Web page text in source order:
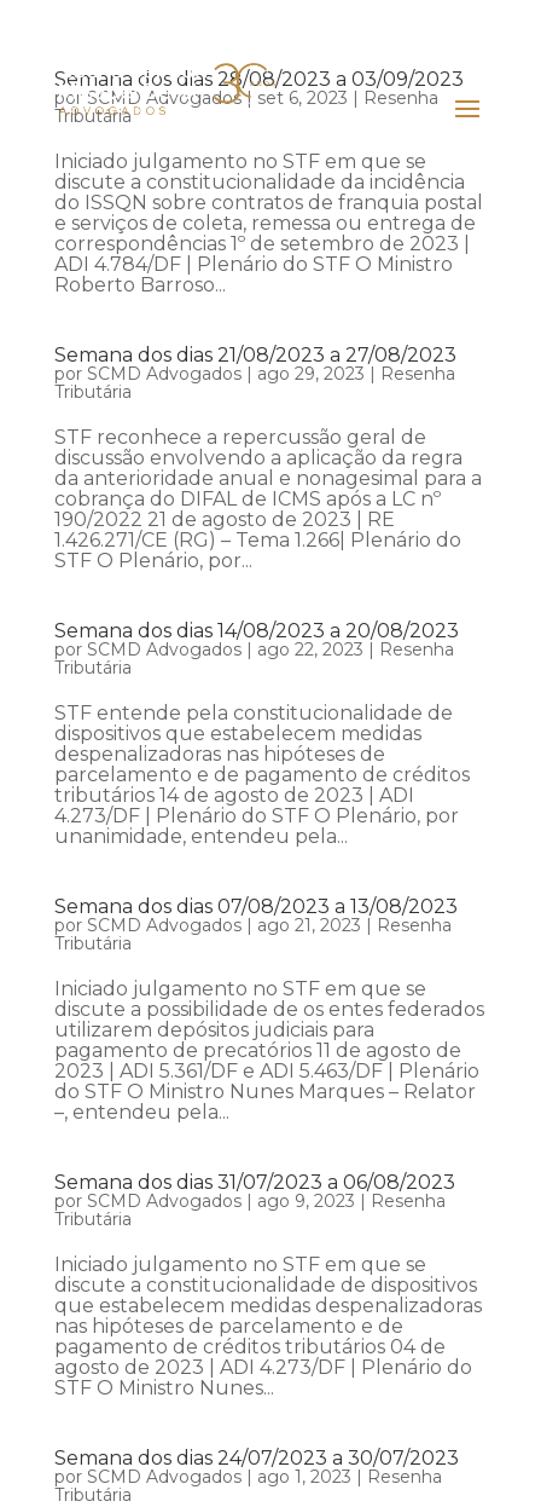
Semana dos dias 28/08/2023 a 03/09/2023
por SCMD Advogados| set 6, 2023 | Resenha
Tributária
Iniciado julgamento no STF em que se
discute a constitucionalidade da incidência
do ISSQN sobre contratos de franquia postal
e serviços de coleta, remessa ou entrega de
correspondências 1º de setembro de 2023 |
ADI 4.784/DF | Plenário do STF O Ministro
Roberto Barroso...
Semana dos dias 21/08/2023 a 27/08/2023
por SCMD Advogados| ago 29, 2023 | Resenha
Tributária
STF reconhece a repercussão geral de
discussão envolvendo a aplicação da regra
da anterioridade anual e nonagesimal para a
cobrança do DIFAL de ICMS após a LC nº
190/2022 21 de agosto de 2023 | RE
1.426.271/CE (RG) – Tema 1.266| Plenário do
STF O Plenário, por...
Semana dos dias 14/08/2023 a 20/08/2023
por SCMD Advogados| ago 22, 2023 | Resenha
Tributária
STF entende pela constitucionalidade de
dispositivos que estabelecem medidas
despenalizadoras nas hipóteses de
parcelamento e de pagamento de créditos
tributários 14 de agosto de 2023 | ADI
4.273/DF | Plenário do STF O Plenário, por
unanimidade, entendeu pela...
Semana dos dias 07/08/2023 a 13/08/2023
por SCMD Advogados| ago 21, 2023 | Resenha
Tributária
Iniciado julgamento no STF em que se
discute a possibilidade de os entes federados
utilizarem depósitos judiciais para
pagamento de precatórios 11 de agosto de
2023 | ADI 5.361/DF e ADI 5.463/DF | Plenário
do STF O Ministro Nunes Marques – Relator
–, entendeu pela...
Semana dos dias 31/07/2023 a 06/08/2023
por SCMD Advogados| ago 9, 2023 | Resenha
Tributária
Iniciado julgamento no STF em que se
discute a constitucionalidade de dispositivos
que estabelecem medidas despenalizadoras
nas hipóteses de parcelamento e de
pagamento de créditos tributários 04 de
agosto de 2023 | ADI 4.273/DF | Plenário do
STF O Ministro Nunes...
Semana dos dias 24/07/2023 a 30/07/2023
por SCMD Advogados| ago 1, 2023 | Resenha
Tributária